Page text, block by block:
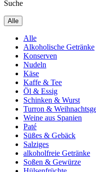
Suche
Alle
Alle
Alkoholische Getränke
Konserven
Nudeln
Käse
Kaffe & Tee
Öl & Essig
Schinken & Wurst
Turron &
Weine aus Spanien
Paté
Süßes & Gebäck
Salziges
alkoholfreie Getränke
Soßen & Gewürze